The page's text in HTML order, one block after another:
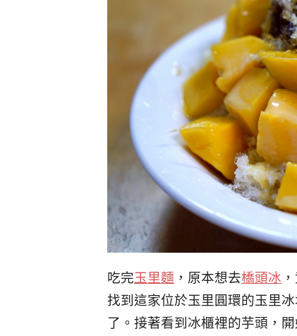
吃完玉里麵 ，原本想去橋頭冰
找到這家位於玉里圓環的玉里
了。接著看到冰櫃裡的芋頭，